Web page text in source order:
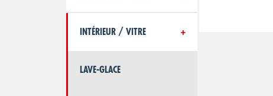
INTÉRIEUR / VITRE
LAVE-GLACE